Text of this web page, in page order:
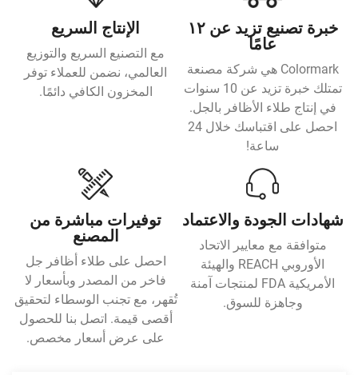
خبرة تصنيع تزيد عن ١٢
عامًا
Colormark هي شركة مصنعة
تمتلك خبرة تزيد عن 10 سنوات
في إنتاج طلاء الأظافر بالجل.
احصل على اقتباسك خلال 24
ساعة!
الإنتاج السريع
مع التصنيع السريع والتوزيع
العالمي، نضمن للعملاء توفر
المخزون الكافي دائمًا.
شهادات الجودة والاعتماد
متوافقة مع معايير الاتحاد
الأوروبي REACH والهيئة
الأمريكية FDA لمنتجات آمنة
وجاهزة للسوق.
توفيرات مباشرة من
المصنع
احصل على طلاء أظافر جل
فاخر من المصدر وبأسعار لا
تُقهر، مع تجنب الوسطاء لتحقيق
أقصى قيمة. اتصل بنا للحصول
على عرض أسعار مخصص.